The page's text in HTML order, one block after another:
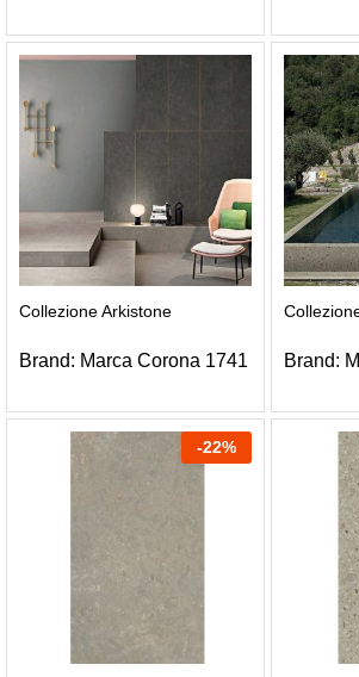
Collezione Arkistone
Brand: Marca Corona 1741 Brand:
-22%